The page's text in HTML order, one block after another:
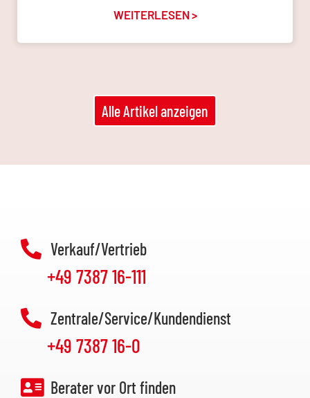
WEITERLESEN >
Alle Artikel anzeigen
Verkauf/Vertrieb
+49 7387 16-111
Zentrale/Service/Kundendienst
+49 7387 16-0
Berater vor Ort finden